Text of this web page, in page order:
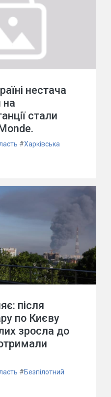
нестача
на
стали
#Харківська
після
по Києву
зросла до
#Безпілотний